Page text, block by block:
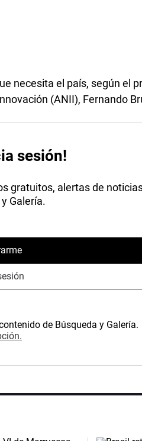
necesita el país, según el
(ANII), Fernando
sesión!
gratuitos, alertas de
Galería.
de Búsqueda y Galería.